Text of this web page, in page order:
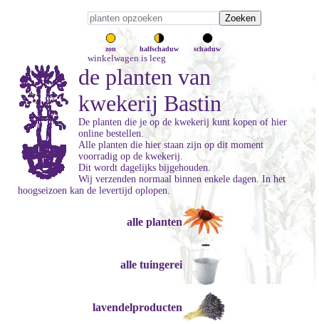
zon halfschaduw schaduw
winkelwagen is leeg
de planten van
kwekerij Bastin
De planten die je op de kwekerij kunt kopen of hier
online bestellen.
Alle planten die hier staan zijn op dit moment
voorradig op de kwekerij.
Dit wordt dagelijks bijgehouden.
Wij verzenden normaal binnen enkele dagen. In het
hoogseizoen kan de levertijd oplopen.
alle planten
alle tuingerei
lavendelproducten